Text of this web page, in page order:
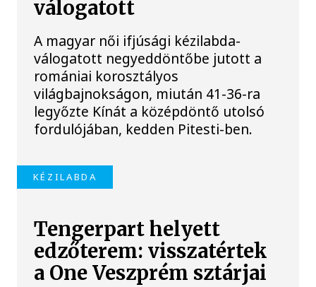
válogatott
A magyar női ifjúsági kézilabda-
válogatott negyeddöntőbe jutott a
romániai korosztályos
világbajnokságon, miután 41-36-ra
legyőzte Kínát a középdöntő utolsó
fordulójában, kedden Pitesti-ben.
KÉZILABDA
Tengerpart helyett
edzőterem: visszatértek
a One Veszprém sztárjai